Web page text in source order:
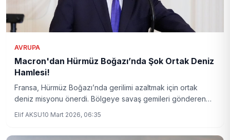
AVRUPA
Macron'dan Hürmüz Boğazı’nda Şok Ortak Deniz
Hamlesi!
Fransa, Hürmüz Boğazı’nda gerilimi azaltmak için ortak
deniz misyonu önerdi. Bölgeye savaş gemileri gönderen
Elif AKSU10 Mart 2026, 06:35